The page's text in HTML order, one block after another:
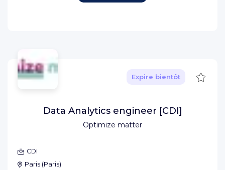
Optimize matter
Expire bientôt
Data Analytics engineer [CDI]
CDI
Paris (Paris)